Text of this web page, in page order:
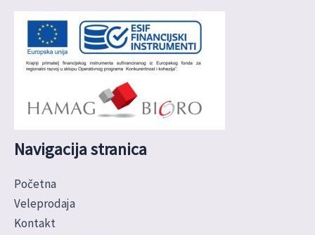
Navigacija stranica
Početna
Veleprodaja
Kontakt